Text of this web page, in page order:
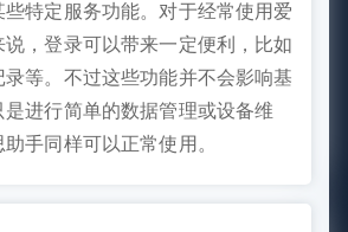
特定服务功能。对于经常使用爱
说，登录可以带来一定便利，比如
等。不过这些功能并不会影响基
进行简单的数据管理或设备维
手同样可以正常使用。